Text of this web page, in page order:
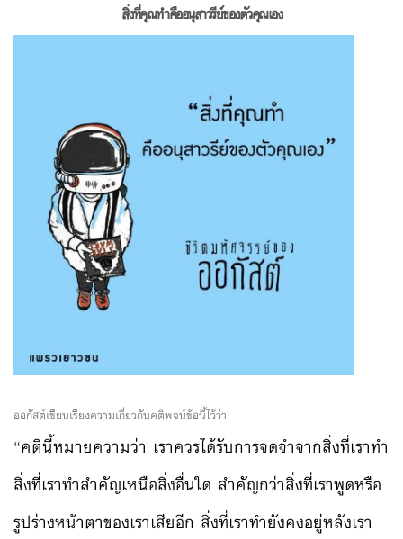
สิ่งที่คุณทำคืออนุสาวรีย์ของตัวคุณเอง
ออกัสต์เขียนเรียงความเกี่ยวกับคติพจน์ข้อนี้ไว้ว่า
“คตินี้หมายความว่า เราควรได้รับการจดจำจากสิ่งที่เราทำ
สิ่งที่เราทำสำคัญเหนือสิ่งอื่นใด สำคัญกว่าสิ่งที่เราพูดหรือ
รูปร่างหน้าตาของเราเสียอีก สิ่งที่เราทำยังคงอยู่หลังเรา